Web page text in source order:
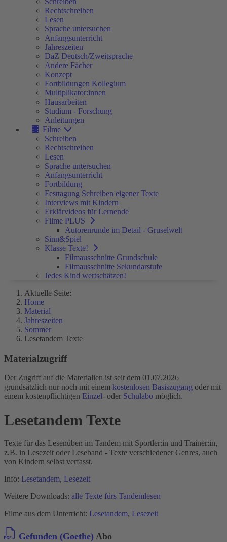
Rechtschreiben
Lesen
Sprache untersuchen
Anfangsunterricht
Jahreszeiten
DaZ Deutsch/Zweitsprache
Andere Fächer
Konzept
Fortbildungen Kollegium
Multiplikator:innen
Hausarbeiten
Studium - Forschung
Anleitungen
Filme
Schreiben
Rechtschreiben
Lesen
Sprache untersuchen
Anfangsunterricht
Fortbildung
Festtagung Schreiben eigener Texte
Interviews mit Kindern
Erklärvideos für Lernende
Filme PLUS
Autorenrunde im Detail - Gruselwelt
Sinn&Spiel
Klasse Texte!
Filmausschnitte Grundschule
Filmausschnitte Sekundarstufe
Jedes Kind wertschätzen!
Aktuelle Seite:
Home
Material
Jahreszeiten
Sommer
Lesetandem Texte
Materialzugriff
Der Zugriff auf die Materialien ist seit dem 01.07.2026
grundsätzlich nur noch mit einem kostenlosen Basiszugang oder mit
einem kostenpflichtigen Einzel- oder Schulabo möglich.
Lesetandem Texte
Texte für das Lesenüben im Tandem mit Sportler:in und Trainer:in,
z.B. in Lesezeit oder Leseband - Texte verschiedener Genres, auch
von Kindern selbst verfasst.
Info: Lesetandem, Lesezeit
Weitere Downloads: alle Texte fürs Tandemlesen
Filme aus dem Unterricht: Lesetandem, Lesezeit
Gefunden (Goethe) Abo